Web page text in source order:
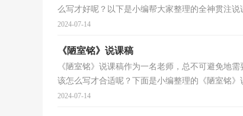
么写才好呢？以下是小编帮大家整理的全神贯注说
2024-07-14
《陋室铭》说课稿
《陋室铭》说课稿作为一名老师，总不可避免地
该怎么写才合适呢？下面是小编整理的《陋室铭》
2024-07-14